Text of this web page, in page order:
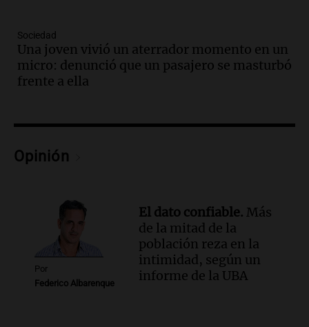
Audio.
tras las críticas de Caputo: "Somos seres
humanos que trabajamos"
Noticias Rosario
Audio.Suspenden clases en Bariloche y
condiciones de circulación
Audio.Uspallata enfrenta un temporal
de nieve que deja varados a 1500
camiones por más de 24 días
Noticias
Episodios
Audio.Exigen justicia por Débora:
Sociedad
Una joven vivió un aterrador momento en un
micro: denunció que un pasajero se masturbó
frente a ella
Opinión
Por
Federico Albarenque
El dato confiable. Más
de la mitad de la
población reza en la
intimidad, según un
informe de la UBA